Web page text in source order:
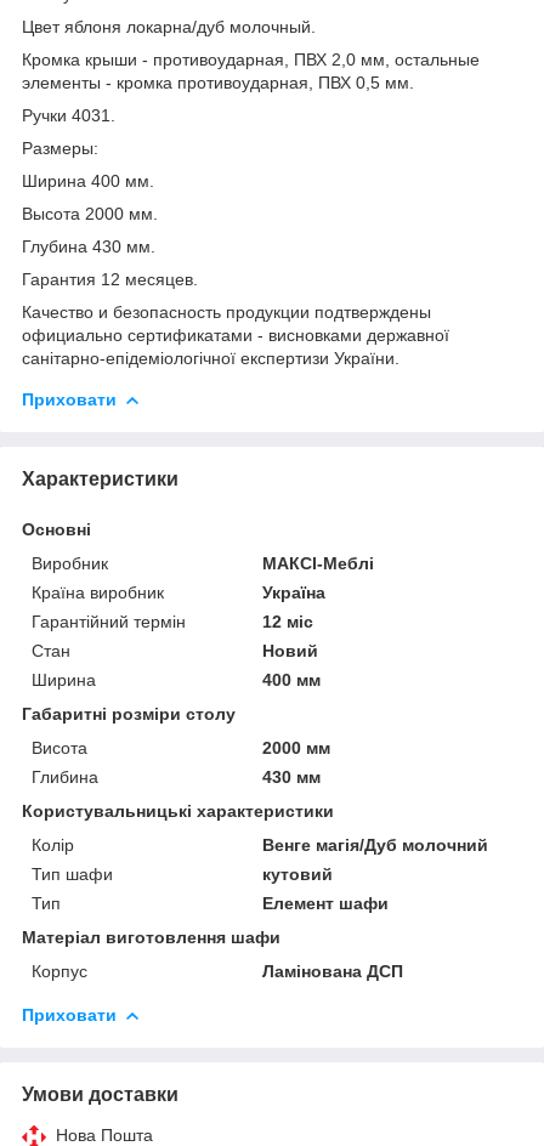
Цвет яблоня локарна/дуб молочный.
Кромка крыши - противоударная, ПВХ 2,0 мм, остальные
элементы - кромка противоударная, ПВХ 0,5 мм.
Ручки 4031.
Размеры:
Ширина 400 мм.
Высота 2000 мм.
Глубина 430 мм.
Гарантия 12 месяцев.
Качество и безопасность продукции подтверждены
официально сертификатами - висновками державної
санітарно-епідеміологічної експертизи України.
Приховати
Характеристики
Основні
Виробник
МАКСІ-Меблі
Країна виробник
Україна
Гарантійний термін
12 міс
Стан
Новий
Ширина
400 мм
Габаритні розміри столу
Висота
2000 мм
Глибина
430 мм
Користувальницькі характеристики
Колір
Венге магія/Дуб молочний
Тип шафи
кутовий
Тип
Елемент шафи
Матеріал виготовлення шафи
Корпус
Ламінована ДСП
Приховати
Умови доставки
Нова Пошта